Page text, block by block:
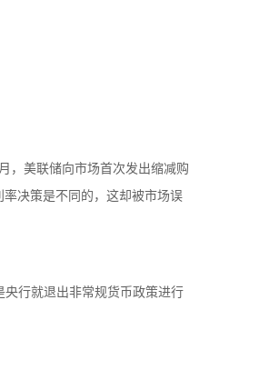
，美联储向市场首次发出缩减购
决策是不同的，这却被市场误
行就退出非常规货币政策进行